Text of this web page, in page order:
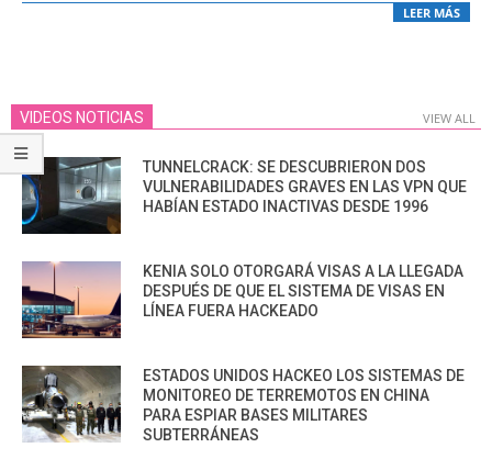
LEER MÁS
VIDEOS NOTICIAS VIEW ALL
TUNNELCRACK: SE DESCUBRIERON DOS
VULNERABILIDADES GRAVES EN LAS VPN QUE
HABÍAN ESTADO INACTIVAS DESDE 1996
KENIA SOLO OTORGARÁ VISAS A LA LLEGADA
DESPUÉS DE QUE EL SISTEMA DE VISAS EN
LÍNEA FUERA HACKEADO
ESTADOS UNIDOS HACKEO LOS SISTEMAS DE
MONITOREO DE TERREMOTOS EN CHINA
PARA ESPIAR BASES MILITARES
SUBTERRÁNEAS